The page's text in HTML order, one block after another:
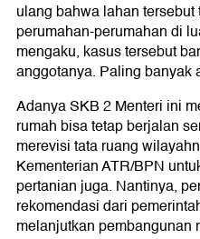
ulang bahwa lahan
perumahan-perumahan di
mengaku, kasus tersebut
anggotanya. Paling banyak
Adanya SKB 2 Menteri ini
rumah bisa tetap berjalan
merevisi tata ruang
Kementerian ATR/BPN
pertanian juga. Nantinya,
rekomendasi dari
melanjutkan pembangunan